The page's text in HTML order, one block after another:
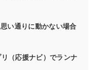
い通りに動かない場合
（応援ナビ）でランナ